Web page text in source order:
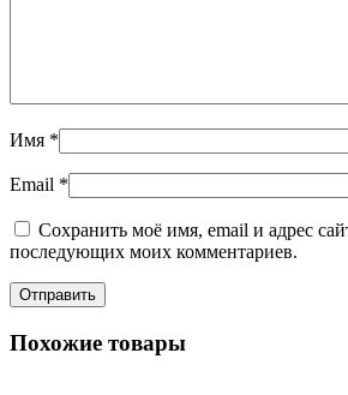
Имя *
Email *
Сохранить моё имя, email и адрес
последующих моих комментариев.
Похожие товары